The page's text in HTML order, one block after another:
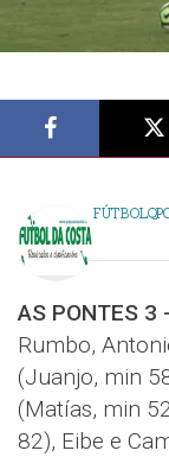
AS PONTES 3
Rumbo,
(Juanjo, min
(Matías, min
82), Eibe e